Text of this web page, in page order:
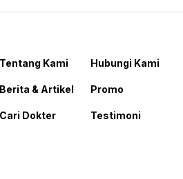
Tentang Kami Hubungi Kami
Berita & Artikel Promo
Cari Dokter Testimoni